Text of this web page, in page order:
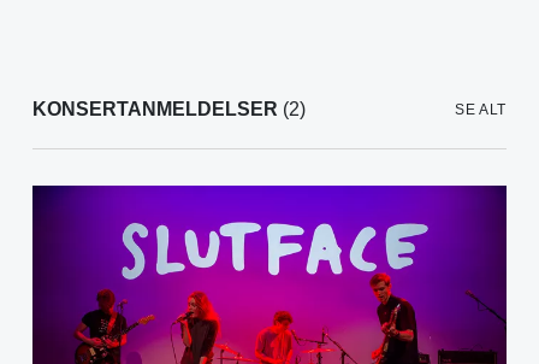
KONSERTANMELDELSER (2) SE ALT